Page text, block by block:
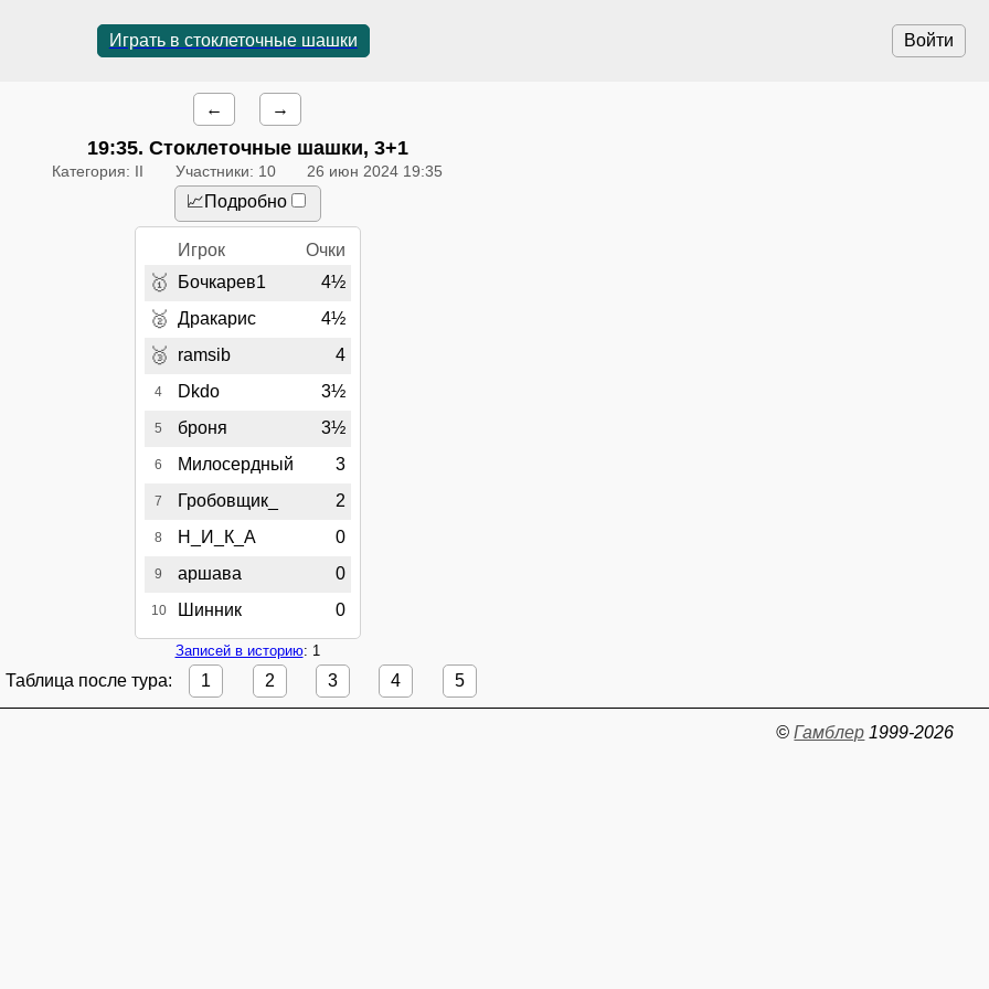
Войти
Играть в стоклеточные шашки
← →
19:35. Стоклеточные шашки, 3+1
Категория: II Участники: 10 26 июн 2024 19:35
📈Подробно
Игрок Очки
🥇 Бочкарев1 4½
🥈 Дракарис 4½
🥉 ramsib 4
4 Dkdo 3½
5 броня 3½
6 Милосердный 3
7 Гробовщик_ 2
8 Н_И_К_А 0
9 аршава 0
10 Шинник 0
Записей в историю: 1
Таблица после тура: 1 2 3 4 5
©Гамблер 1999-2026